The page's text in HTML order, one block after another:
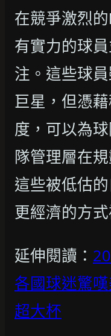
在競爭激烈
有實力的球
注。這些球
巨星，但憑
度，可以為
隊管理層在
這些被低估
更經濟的方
延伸閱讀：
各國球迷驚
超大杯